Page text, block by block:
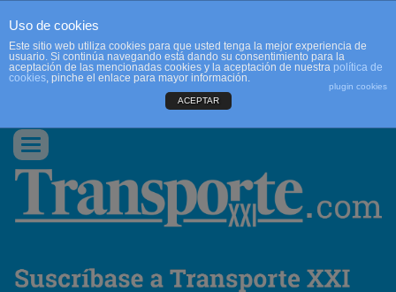
CONTACTO
Conmutar
navegación
Uso de cookies
Este sitio web utiliza cookies para que usted tenga la mejor experiencia de
usuario. Si continúa navegando está dando su consentimiento para la
aceptación de las mencionadas cookies y la aceptación de nuestra política de
cookies, pinche el enlace para mayor información.
plugin cookies
ACEPTAR